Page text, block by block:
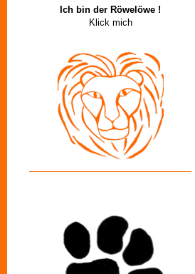
Ich bin der Röwelöwe !
Klick mich